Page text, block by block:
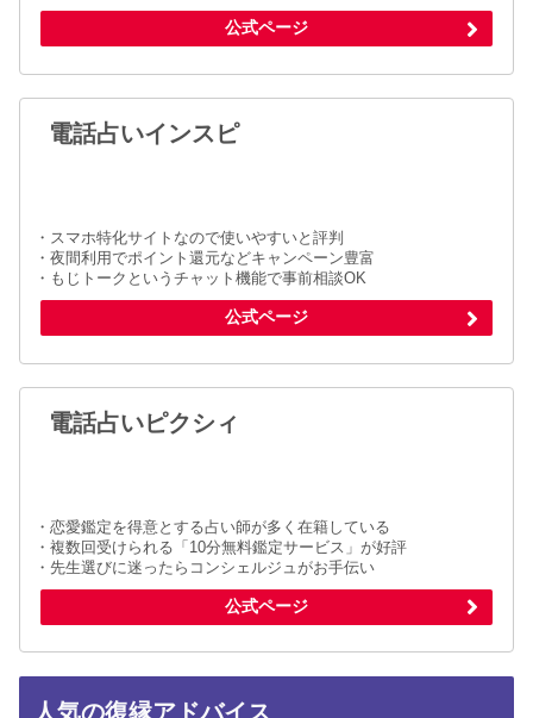
公式ページ
電話占いインスピ
・スマホ特化サイトなので使いやすいと評判
・夜間利用でポイント還元などキャンペーン豊富
・もじトークというチャット機能で事前相談OK
公式ページ
電話占いピクシィ
・恋愛鑑定を得意とする占い師が多く在籍している
・複数回受けられる「10分無料鑑定サービス」が好評
・先生選びに迷ったらコンシェルジュがお手伝い
公式ページ
人気の復縁アドバイス